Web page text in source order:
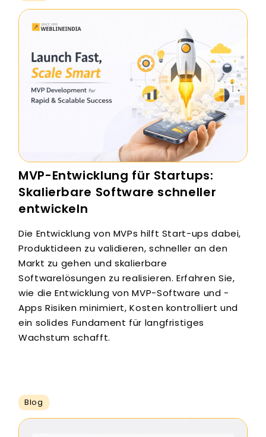
MVP-Entwicklung für Startups:
Skalierbare Software schneller
entwickeln
Die Entwicklung von MVPs hilft Start-ups dabei,
Produktideen zu validieren, schneller an den
Markt zu gehen und skalierbare
Softwarelösungen zu realisieren. Erfahren Sie,
wie die Entwicklung von MVP-Software und -
Apps Risiken minimiert, Kosten kontrolliert und
ein solides Fundament für langfristiges
Wachstum schafft.
Blog